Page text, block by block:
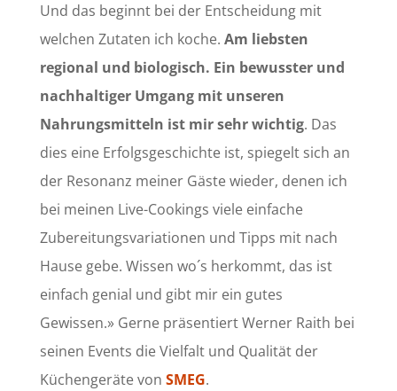
Und das beginnt bei der Entscheidung mit
welchen Zutaten ich koche. Am liebsten
regional und biologisch. Ein bewusster und
nachhaltiger Umgang mit unseren
Nahrungsmitteln ist mir sehr wichtig. Das
dies eine Erfolgsgeschichte ist, spiegelt sich an
der Resonanz meiner Gäste wieder, denen ich
bei meinen Live-Cookings viele einfache
Zubereitungsvariationen und Tipps mit nach
Hause gebe. Wissen wo´s herkommt, das ist
einfach genial und gibt mir ein gutes
Gewissen.» Gerne präsentiert Werner Raith bei
seinen Events die Vielfalt und Qualität der
Küchengeräte von SMEG.